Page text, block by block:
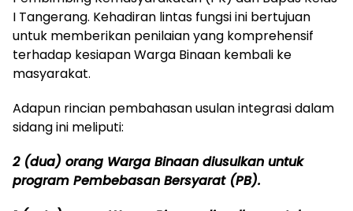
I Tangerang. Kehadiran lintas fungsi ini bertujuan
untuk memberikan penilaian yang komprehensif
terhadap kesiapan Warga Binaan kembali ke
masyarakat.
Adapun rincian pembahasan usulan integrasi dalam
sidang ini meliputi:
2 (dua) orang Warga Binaan diusulkan untuk
program Pembebasan Bersyarat (PB).